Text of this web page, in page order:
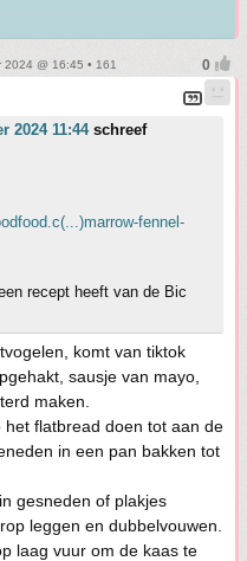
@ 16:45 • 161
2024 11:44schreef
fennel-
recept heeft van de Bic
komt van tiktok
sausje van mayo,
maken.
flatbread doen tot aan de
in een pan bakken tot
gesneden of plakjes
leggen en dubbelvouwen.
laag vuur om de kaas te